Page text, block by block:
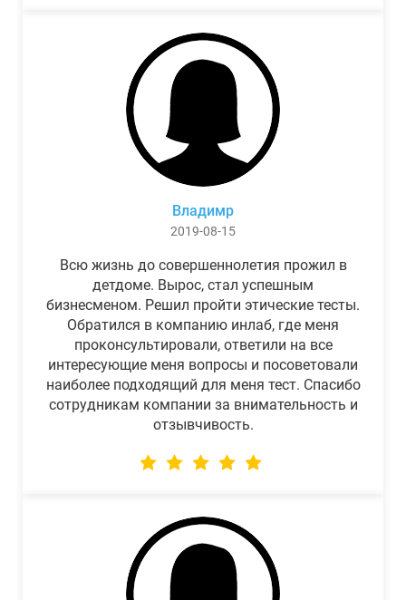
Владимр
2019-08-15
Всю жизнь до совершеннолетия прожил в
детдоме. Вырос, стал успешным
бизнесменом. Решил пройти этические тесты.
Обратился в компанию инлаб, где меня
проконсультировали, ответили на все
интересующие меня вопросы и посоветовали
наиболее подходящий для меня тест. Спасибо
сотрудникам компании за внимательность и
отзывчивость.